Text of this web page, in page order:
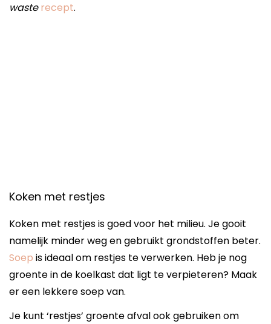
wasterecept.
Koken met restjes
Koken met restjes is goed voor het milieu. Je gooit
namelijk minder weg en gebruikt grondstoffen beter.
Soep is ideaal om restjes te verwerken. Heb je nog
groente in de koelkast dat ligt te verpieteren? Maak
er een lekkere soep van.
Je kunt ‘restjes’ groente afval ook gebruiken om